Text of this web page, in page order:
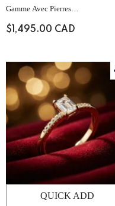
Gamme Avec Pierres
D'accompagnement Baguette
$1,495.00 CAD
QUICK ADD